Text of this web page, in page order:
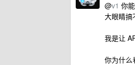
@v1 你
大眼睛搞
我是让
你为什么